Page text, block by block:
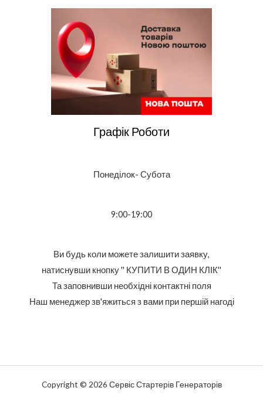
Графік Роботи
Понеділок- Субота
9:00-19:00
Ви будь коли можете залишити заявку,
натиснувши кнопку '' КУПИТИ В ОДИН КЛІК''
Та заповнивши необхідні контактні поля
Наш менеджер зв'яжиться з вами при першій нагоді
Copyright © 2026 Сервіс Стартерів Генераторів